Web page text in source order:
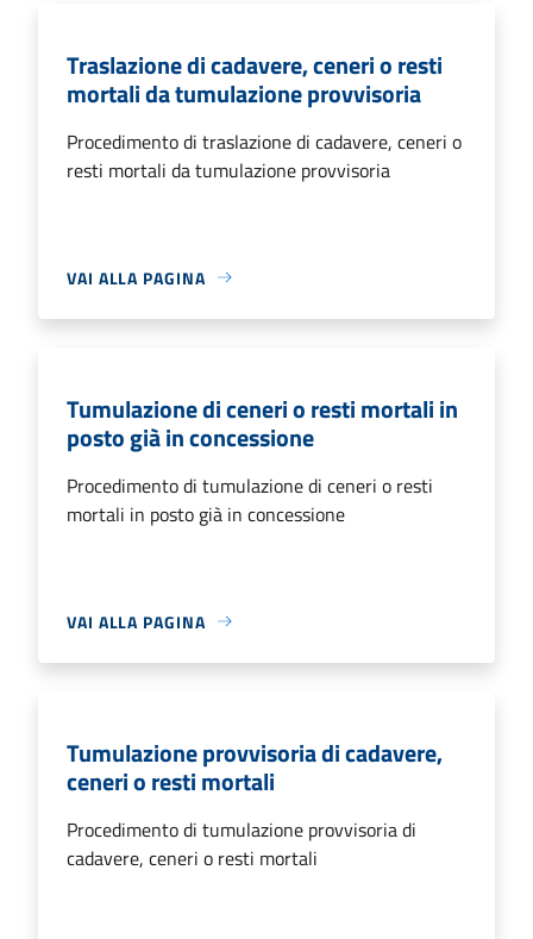
Traslazione di cadavere, ceneri o resti
mortali da tumulazione provvisoria
Procedimento di traslazione di cadavere, ceneri o
resti mortali da tumulazione provvisoria
VAI ALLA PAGINA
Tumulazione di ceneri o resti mortali in
posto già in concessione
Procedimento di tumulazione di ceneri o resti
mortali in posto già in concessione
VAI ALLA PAGINA
Tumulazione provvisoria di cadavere,
ceneri o resti mortali
Procedimento di tumulazione provvisoria di
cadavere, ceneri o resti mortali